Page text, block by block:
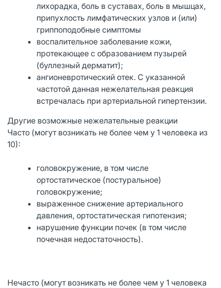
лихорадка, боль в суставах, боль в мышцах,
припухлость лимфатических узлов и (или)
гриппоподобные симптомы
воспалительное заболевание кожи,
протекающее с образованием пузырей
(буллезный дерматит);
ангионевротический отек. С указанной
частотой данная нежелательная реакция
встречалась при артериальной гипертензии.
Другие возможные нежелательные реакции
Часто (могут возникать не более чем у 1 человека из
10):
головокружение, в том числе
ортостатическое (постуральное)
головокружение;
выраженное снижение артериального
давления, ортостатическая гипотензия;
нарушение функции почек (в том числе
почечная недостаточность).
Нечасто (могут возникать не более чем у 1 человека